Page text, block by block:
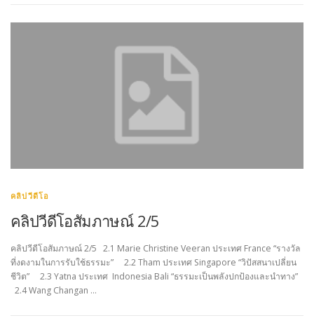
คลิปวีดีโอ
คลิปวีดีโอสัมภาษณ์ 2/5
คลิปวีดีโอสัมภาษณ์ 2/5 2.1 Marie Christine Veeran ประเทศ France “รางวัล
ที่งดงามในการรับใช้ธรรมะ” 2.2 Tham ประเทศ Singapore “วิปัสสนาเปลี่ยน
ชีวิต” 2.3 Yatna ประเทศ Indonesia Bali “ธรรมะเป็นพลังปกป้องและนำทาง”
2.4 Wang Changan …